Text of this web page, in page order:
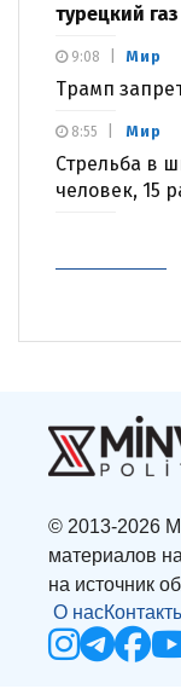
турецкий
Мир
Трамп
9:08
Мир
Стрельба в
человек, 15
8:55
© 2013-2026
материалов
на источник
О нас